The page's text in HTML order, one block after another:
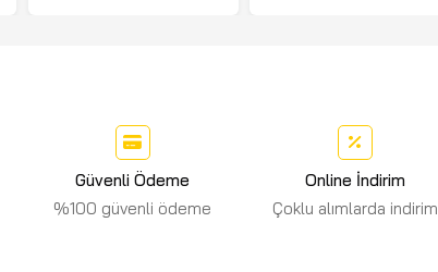
Güvenli Ödeme
%100 güvenli ödeme
Online İndirim
Çoklu alımlarda indirim